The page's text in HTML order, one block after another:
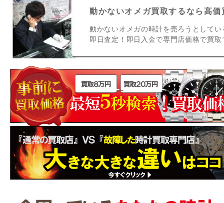
動かないオメガ買取するなら高
動かないオメガの時計を売ろうとして
即日査定！即日入金で専門店価格で買